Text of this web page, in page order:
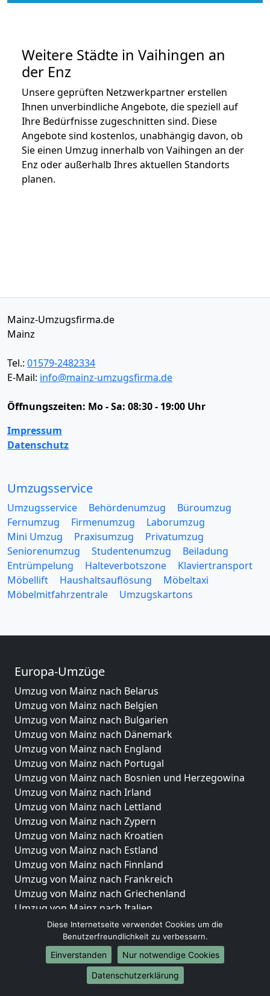
Weitere Städte in Vaihingen an
der Enz
Unsere geprüften Netzwerkpartner erstellen
Ihnen unverbindliche Angebote, die speziell auf
Ihre Bedürfnisse zugeschnitten sind. Diese
Angebote sind kostenlos, unabhängig davon, ob
Sie einen Umzug innerhalb von Vaihingen an der
Enz oder außerhalb Ihres aktuellen Standorts
planen.
Mainz-Umzugsfirma.de
Mainz
Tel.: 01579-2482334
E-Mail: info@mainz-umzugsfirma.de
Öffnungszeiten: Mo - Sa: 08:30 - 19:00 Uhr
Impressum
Datenschutz
Umzugsservice
Umzugsservice Behördenumzug
Büroumzug
Fernumzug
Firmenumzug
Laborumzug
Mini Umzug
Praxisumzug
Privatumzug
Seniorenumzug
Studentenumzug
Beiladung
Entrümpelung
Halteverbotszone
Klaviertransport
Möbellift
Haushaltsauflösung
Möbeltaxi
Möbelmitfahrzentrale
Umzugskartons
Europa-Umzüge
Umzug von Mainz nach Belarus
Umzug von Mainz nach Belgien
Umzug von Mainz nach Bulgarien
Umzug von Mainz nach Dänemark
Umzug von Mainz nach England
Umzug von Mainz nach Portugal
Umzug von Mainz nach Bosnien und Herzegowina
Umzug von Mainz nach Irland
Umzug von Mainz nach Lettland
Umzug von Mainz nach Zypern
Umzug von Mainz nach Kroatien
Umzug von Mainz nach Estland
Umzug von Mainz nach Finnland
Umzug von Mainz nach Frankreich
Umzug von Mainz nach Griechenland
Umzug von Mainz nach Italien
Umzug von Mainz nach Liechtenstein
Umzug von Mainz nach Luxemburg
Umzug von Mainz nach Niederlande
Umzug von Mainz nach Norwegen
Umzüge-Deutschlandweit
Diese Internetseite verwendet Cookies um die
Benutzerfreundlichkeit zu verbessern.
Einverstanden
Nur notwendige Cookies
Datenschutzerklärung